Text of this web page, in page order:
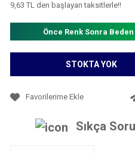
9,63 TL den başlayan taksitlerle!!
Önce Renk Sonra
STOKTA YOK
Sıkça